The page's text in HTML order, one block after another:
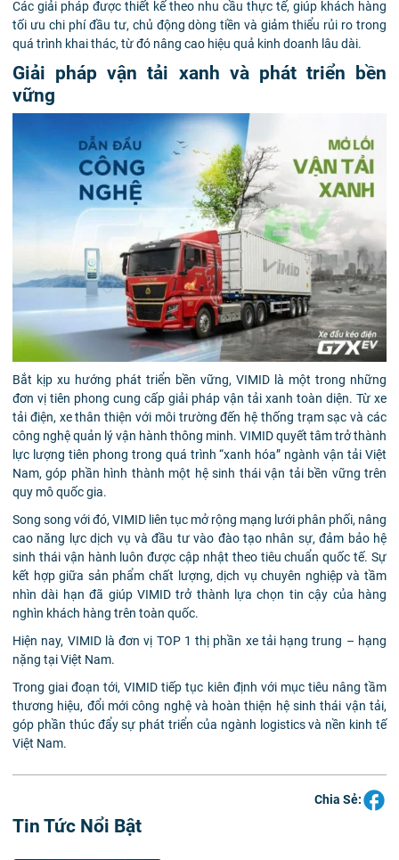
Các giải pháp được thiết kế theo nhu cầu thực tế, giúp khách hàng
tối ưu chi phí đầu tư, chủ động dòng tiền và giảm thiểu rủi ro trong
quá trình khai thác, từ đó nâng cao hiệu quả kinh doanh lâu dài.
Giải pháp vận tải xanh và phát triển bền
vững
Bắt kịp xu hướng phát triển bền vững, VIMID là một trong những
đơn vị tiên phong cung cấp giải pháp vận tải xanh toàn diện. Từ xe
tải điện, xe thân thiện với môi trường đến hệ thống trạm sạc và các
công nghệ quản lý vận hành thông minh. VIMID quyết tâm trở thành
lực lượng tiên phong trong quá trình “xanh hóa” ngành vận tải Việt
Nam, góp phần hình thành một hệ sinh thái vận tải bền vững trên
quy mô quốc gia.
Song song với đó, VIMID liên tục mở rộng mạng lưới phân phối, nâng
cao năng lực dịch vụ và đầu tư vào đào tạo nhân sự, đảm bảo hệ
sinh thái vận hành luôn được cập nhật theo tiêu chuẩn quốc tế. Sự
kết hợp giữa sản phẩm chất lượng, dịch vụ chuyên nghiệp và tầm
nhìn dài hạn đã giúp VIMID trở thành lựa chọn tin cậy của hàng
nghìn khách hàng trên toàn quốc.
Hiện nay, VIMID là đơn vị TOP 1 thị phần xe tải hạng trung – hạng
nặng tại Việt Nam.
Trong giai đoạn tới, VIMID tiếp tục kiên định với mục tiêu nâng tầm
thương hiệu, đổi mới công nghệ và hoàn thiện hệ sinh thái vận tải,
góp phần thúc đẩy sự phát triển của ngành logistics và nền kinh tế
Việt Nam.
Chia Sẻ:
Tin Tức Nổi Bật